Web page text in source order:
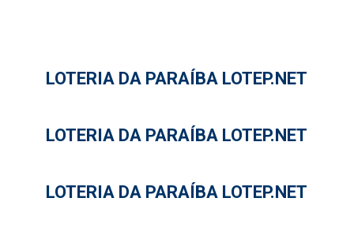
LOTERIA DA PARAÍBA LOTEP.NET
LOTERIA DA PARAÍBA LOTEP.NET
LOTERIA DA PARAÍBA LOTEP.NET